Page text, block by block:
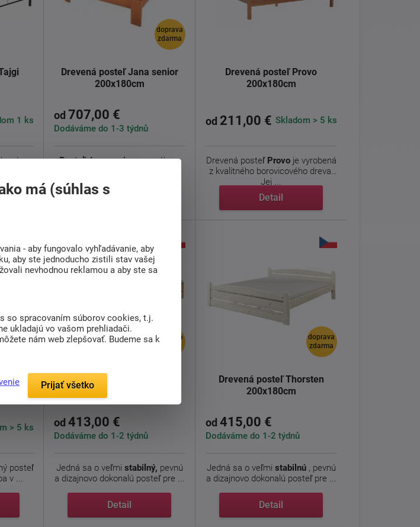
1 ks
z
doprava
zdarma
Drevená posteľ Jana senior
200x180cm
od 707,00 €
Dodáváme do 1-3 týdnů
Posteľ Jana seniorsa vyrába z
masívu
Detail
Drevená posteľ Provo
200x180cm
od 211,00 € Skladom > 5 ks
Drevená posteľ Provoje vyrobená
z kvalitného borovicového dreva.
Jej ...
Detail
doprava
> 5 ks
posteľ
v ...
doprava
Drevená posteľ Thorsten -
nízké čelo 200x180cm
od 413,00 €
Dodáváme do 1-2 týdnů
Jedná sa o veľmi stabilný, pevnú
a dizajnovo dokonalú posteľ pre ...
Detail
doprava
zdarma
Drevená posteľ Thorsten
200x180cm
od 415,00 €
Dodáváme do 1-2 týdnů
Jedná sa o veľmi stabilnú, pevnú
a dizajnovo dokonalú posteľ pre ...
Detail
má (súhlas s
- aby fungovalo vyhľadávanie, aby
aby ste jednoducho zistili stav vašej
nevhodnou reklamou a aby ste sa
so spracovaním súborov cookies, t.j.
ukladajú vo vašom prehliadači.
nám web zlepšovať. Budeme sa k
Prijať všetko